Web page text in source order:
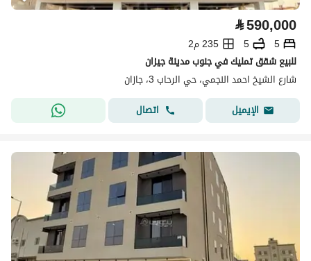
⃁590,000
5
5
235 م2
للبيع شقق تمليك في جنوب مدينة جيزان
شارع الشيخ احمد النجمي، حي الرحاب 3، جازان
الإيميل
اتصال